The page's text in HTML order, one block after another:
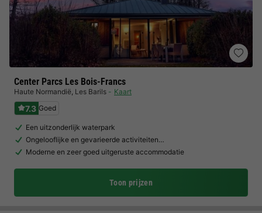
Center Parcs Les Bois-Francs
Haute Normandië, Les Barils Kaart
7.3 Goed
Een uitzonderlijk waterpark
Ongelooflijke en gevarieerde activiteiten…
Moderne en zeer goed uitgeruste accommodatie
Toon prijzen